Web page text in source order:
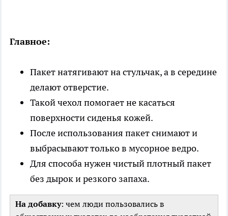
Главное:
Пакет натягивают на стульчак, а в середине
делают отверстие.
Такой чехол помогает не касаться
поверхности сиденья кожей.
После использования пакет снимают и
выбрасывают только в мусорное ведро.
Для способа нужен чистый плотный пакет
без дырок и резкого запаха.
На добавку: чем люди пользовались в